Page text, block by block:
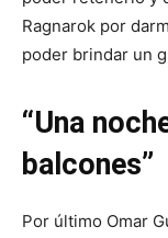
Ragnarok por
poder brindar un
“Una
balcones”
Por último Omar